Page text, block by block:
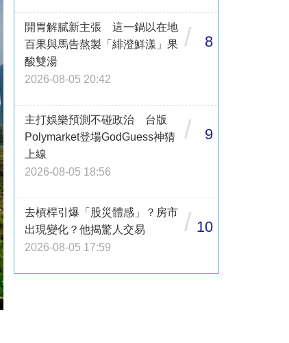
開胃解膩新主張 這一鍋以在地
百果與馬告熬製「緋澄鮮漾」果
酸雙湯
2026-08-05 20:42
/ 8
主打娛樂預測不碰政治 台版
Polymarket登場GodGuess神猜
上線
2026-08-05 18:56
/ 9
去槓桿引爆「股災體感」？房市
出現變化？他揭驚人交易
2026-08-05 17:59
/ 10